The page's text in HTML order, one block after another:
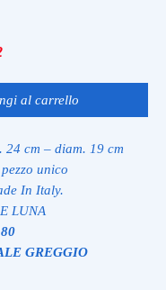
al carrello
24 cm – diam. 19 cm
unico
In Italy.
LUNA
GREGGIO